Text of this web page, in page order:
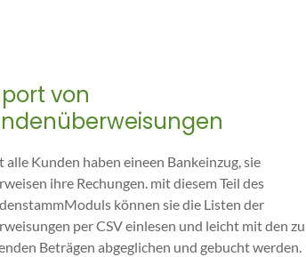
von
alle Kunden haben eineen Bankeinzug, sie
ihre Rechungen. mit diesem Teil des
können sie die Listen der
per CSV einlesen und leicht mit den zu
Beträgen abgeglichen und gebucht werden.